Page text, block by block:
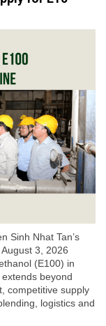
Sinh Nhat Tan’s
3, 2026
(E100) in
beyond
competitive supply
logistics and